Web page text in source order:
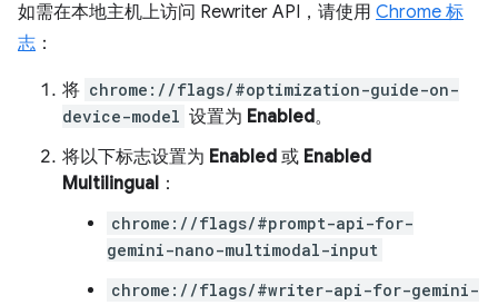
如需在本地主机上访问 Rewriter API，请使用 Chrome 标
志 ：
将 chrome://flags/#optimization-guide-on-
device-model 设置为 Enabled。
将以下标志设置为 Enabled 或 Enabled
Multilingual ：
chrome://flags/#prompt-api-for-
gemini-nano-multimodal-input
chrome://flags/#writer-api-for-gemini-